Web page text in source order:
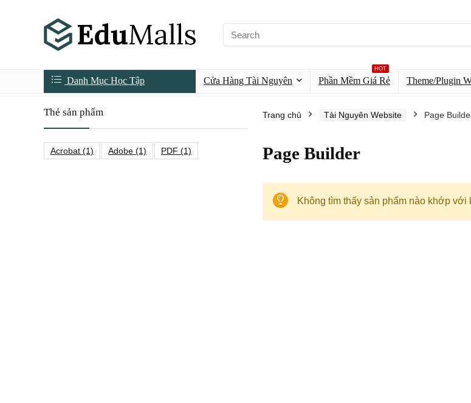
Danh Mục Học Tập Cửa Hàng Tài Nguyên
HOT
Phần Mềm Giá Rẻ Theme/Plugin
Thẻ sản phẩm
Acrobat (1) Adobe (1) PDF (1)
Trang chủ Tài Nguyên Website Page
Page Builder
Không tìm thấy sản phẩm nào khớp với